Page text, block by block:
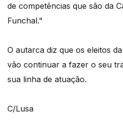
de competências que são da
Funchal."
O autarca diz que os eleitos
vão continuar a fazer o seu
sua linha de atuação.
C/Lusa